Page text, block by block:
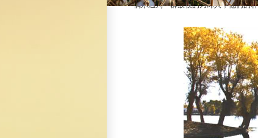
偶尔遇到一群放牧的刀郎人，他们的